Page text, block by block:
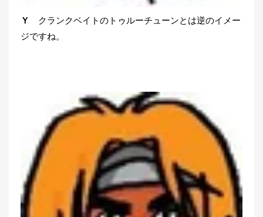
Ｙ クランクベイトのトゥルーチューンとは逆のイメー
ジですね。